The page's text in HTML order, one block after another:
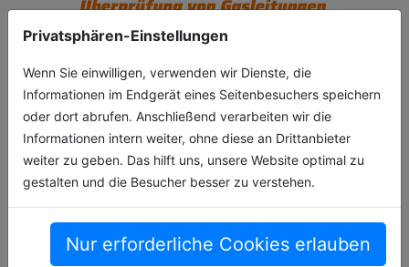
Privatsphären-Einstellungen
Wenn Sie einwilligen, verwenden wir Dienste, die
Informationen im Endgerät eines Seitenbesuchers speichern
oder dort abrufen. Anschließend verarbeiten wir die
Informationen intern weiter, ohne diese an Drittanbieter
weiter zu geben. Das hilft uns, unsere Website optimal zu
gestalten und die Besucher besser zu verstehen.
Nur erforderliche Cookies erlauben